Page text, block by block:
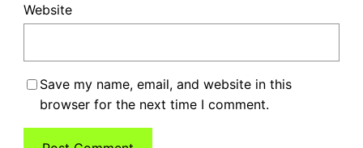
Website
Save my name, email, and website in this
browser for the next time I comment.